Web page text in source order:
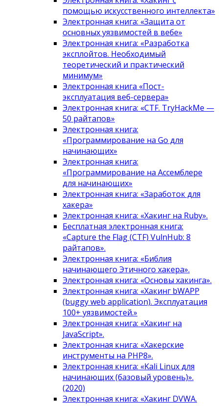
помощью искусственного интеллекта»
Электронная книга: «Защита от
основных уязвимостей в вебе»
Электронная книга: «Разработка
эксплойтов. Необходимый
теоретический и практический
минимум»
Электронная книга «Пост-
эксплуатация веб-сервера»
Электронная книга: «CTF. TryHackMe —
50 райтапов»
Электронная книга:
«Программирование на Go для
начинающих»
Электронная книга:
«Программирование на Ассемблере
для начинающих»
Электронная книга: «Заработок для
хакера»
Электронная книга: «Хакинг на Ruby».
Бесплатная электронная книга:
«Capture the Flag (CTF) VulnHub: 8
райтапов».
Электронная книга: «Библия
начинающего Этичного хакера».
Электронная книга: «Основы хакинга».
Электронная книга: «Хакинг bWAPP
(buggy web application). Эксплуатация
100+ уязвимостей.»
Электронная книга: «Хакинг на
JavaScript».
Электронная книга: «Хакерские
инструменты на PHP8».
Электронная книга: «Kali Linux для
начинающих (базовый уровень)».
(2020)
Электронная книга: «Хакинг DVWA.